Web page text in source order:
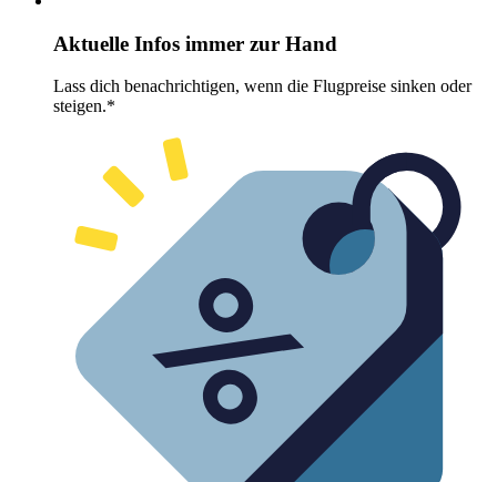
Aktuelle Infos immer zur Hand
Lass dich benachrichtigen, wenn die Flugpreise sinken oder
steigen.*